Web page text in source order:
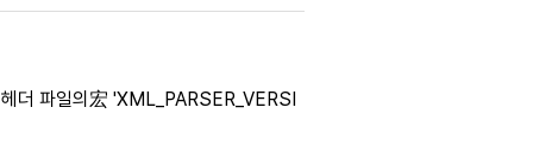
더 파일의宏 'XML_PARSER_VERSI